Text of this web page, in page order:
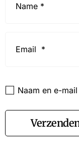
Naam en e-